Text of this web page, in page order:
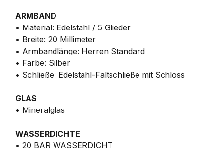
ARMBAND
• Material: Edelstahl / 5 Glieder
• Breite: 20 Millimeter
• Armbandlänge: Herren Standard
• Farbe: Silber
• Schließe: Edelstahl-Faltschließe mit Schloss
GLAS
• Mineralglas
WASSERDICHTE
• 20 BAR WASSERDICHT